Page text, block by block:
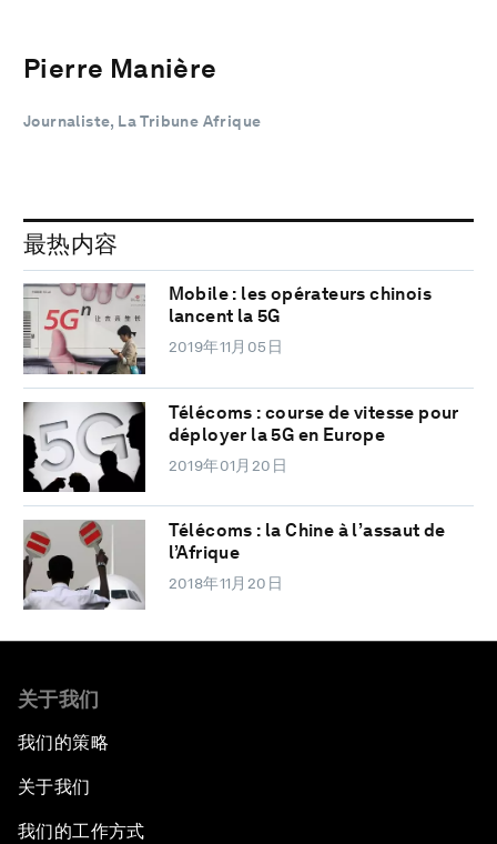
Pierre Manière
Journaliste, La Tribune Afrique
最热内容
Mobile : les opérateurs chinois
lancent la 5G
2019年11月05日
Télécoms : course de vitesse pour
déployer la 5G en Europe
2019年01月20日
Télécoms : la Chine à l’assaut de
l’Afrique
2018年11月20日
关于我们
我们的策略
关于我们
我们的工作方式